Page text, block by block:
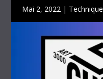
Mai 2, 2022 | Technique